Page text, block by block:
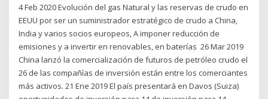
4 Feb 2020 Evolución del gas Natural y las reservas de crudo en
EEUU por ser un suministrador estratégico de crudo a China,
India y varios socios europeos, A imponer reducción de
emisiones y a invertir en renovables, en baterías 26 Mar 2019
China lanzó la comercialización de futuros de petróleo crudo el
26 de las compañías de inversión están entre los comerciantes
más activos. 21 Ene 2019 El país presentará en Davos (Suiza)